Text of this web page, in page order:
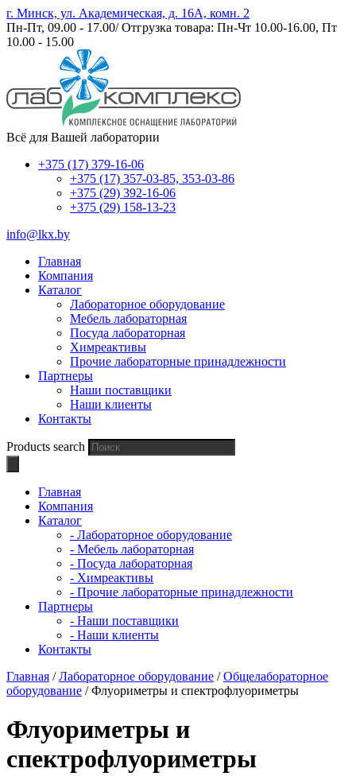
г. Минск, ул. Академическая, д. 16А, комн. 2
Пн-Пт, 09.00 - 17.00/ Отгрузка товара: Пн-Чт 10.00-16.00, Пт
10.00 - 15.00
Всё для Вашей лаборатории
+375 (17) 379-16-06
+375 (17) 357-03-85, 353-03-86
+375 (29) 392-16-06
+375 (29) 158-13-23
info@lkx.by
Главная
Компания
Каталог
Лабораторное оборудование
Мебель лабораторная
Посуда лабораторная
Химреактивы
Прочие лабораторные принадлежности
Партнеры
Наши поставщики
Наши клиенты
Контакты
Products search
Главная
Компания
Каталог
- Лабораторное оборудование
- Мебель лабораторная
- Посуда лабораторная
- Химреактивы
- Прочие лабораторные принадлежности
Партнеры
- Наши поставщики
- Наши клиенты
Контакты
Главная /Лабораторное оборудование /Общелабораторное
оборудование / Флуориметры и спектрофлуориметры
Флуориметры и
спектрофлуориметры